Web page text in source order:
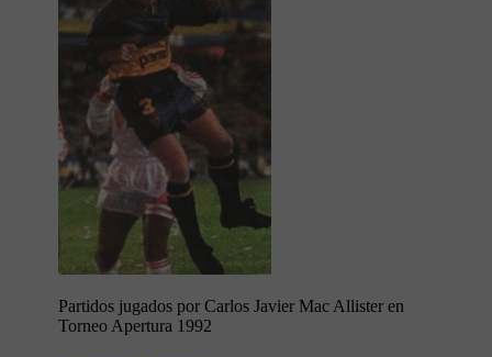
Partidos jugados por Carlos Javier Mac Allister en
Torneo Apertura 1992